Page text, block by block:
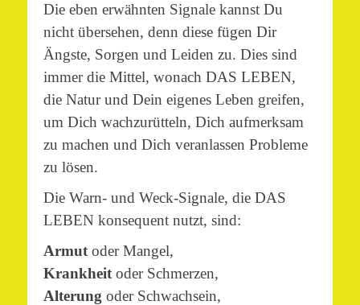
Die eben erwähnten Signale kannst Du
nicht übersehen, denn diese fügen Dir
Ängste, Sorgen und Leiden zu. Dies sind
immer die Mittel, wonach DAS LEBEN,
die Natur und Dein eigenes Leben greifen,
um Dich wachzurütteln, Dich aufmerksam
zu machen und Dich veranlassen Probleme
zu lösen.
Die Warn- und Weck-Signale, die DAS
LEBEN konsequent nutzt, sind:
Armut oder Mangel,
Krankheit oder Schmerzen,
Alterung oder Schwachsein,